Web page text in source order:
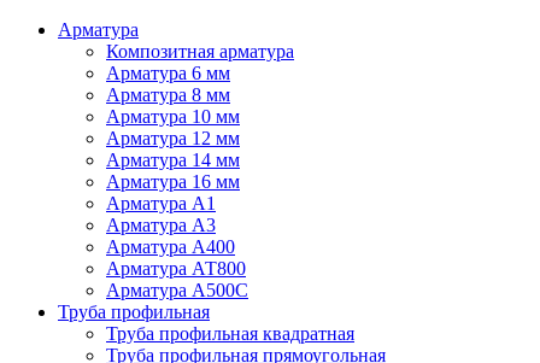
Арматура
Композитная арматура
Арматура 6 мм
Арматура 8 мм
Арматура 10 мм
Арматура 12 мм
Арматура 14 мм
Арматура 16 мм
Арматура А1
Арматура А3
Арматура А400
Арматура АТ800
Арматура А500С
Труба профильная
Труба профильная квадратная
Труба профильная прямоугольная